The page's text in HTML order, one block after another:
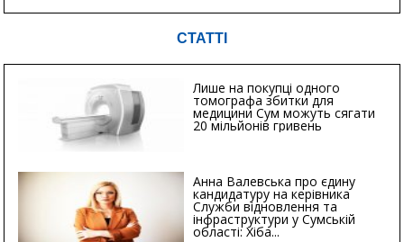
СТАТТІ
Лише на покупці одного
томографа збитки для
медицини Сум можуть сягати
20 мільйонів гривень
Анна Валевська про єдину
кандидатуру на керівника
Служби відновлення та
інфраструктури у Сумській
області: Хіба...